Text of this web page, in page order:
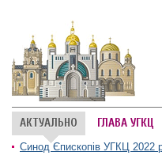
АКТУАЛЬНО ГЛАВА УГКЦ
Синод Єпископів УГКЦ 2022